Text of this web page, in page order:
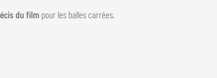
du film pour les balles carrées.